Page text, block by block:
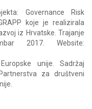
Governance Risk
koje je realizirala
iz Hrvatske. Trajanje
2017. Website:
unije. Sadržaj
za društveni